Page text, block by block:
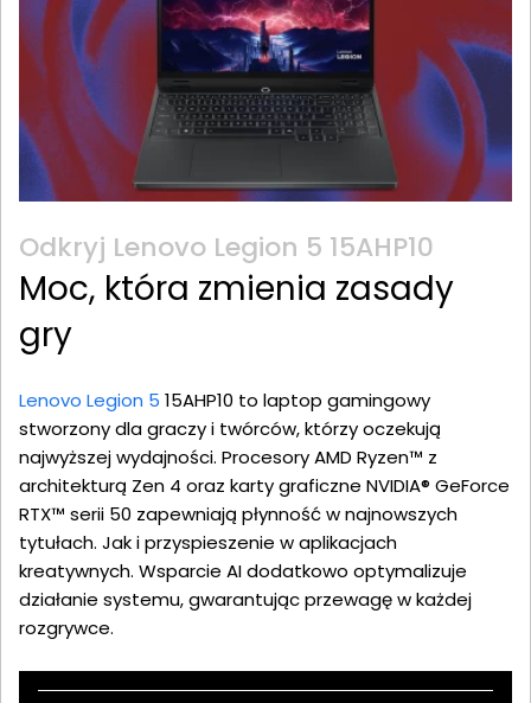
Odkryj Lenovo Legion 5 15AHP10
Moc, która zmienia zasady
gry
Lenovo Legion 5 15AHP10 to laptop gamingowy
stworzony dla graczy i twórców, którzy oczekują
najwyższej wydajności. Procesory AMD Ryzen™ z
architekturą Zen 4 oraz karty graficzne NVIDIA® GeForce
RTX™ serii 50 zapewniają płynność w najnowszych
tytułach. Jak i przyspieszenie w aplikacjach
kreatywnych. Wsparcie AI dodatkowo optymalizuje
działanie systemu, gwarantując przewagę w każdej
rozgrywce.